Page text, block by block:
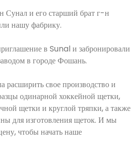
Сунал и его старший брат г-н
нашу фабрику.
в Sunal и забронировали
в городе Фошань.
расширить свое производство и
одинарной хоккейной щетки,
щетки и круглой тряпки, а также
для изготовления щеток. И мы
чтобы начать наше